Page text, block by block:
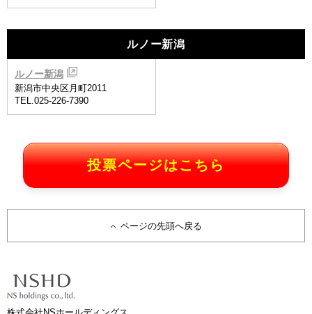
ルノー新潟
ルノー新潟
新潟市中央区月町2011
TEL.025-226-7390
投票ページはこちら
ページの先頭へ戻る